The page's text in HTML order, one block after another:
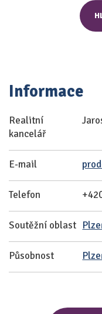
Informace
Realitní
kancelář
E-mail
Telefon
Soutěžní oblast
Působnost